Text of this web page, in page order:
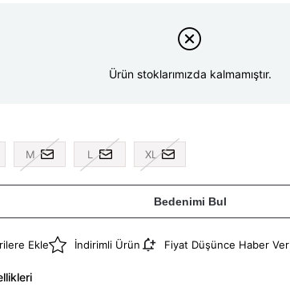
Ürün stoklarımızda kalmamıştır.
M L XL
Bedenimi Bul
Ekle İndirimli Ürün Fiyat Düşünce Haber Ver